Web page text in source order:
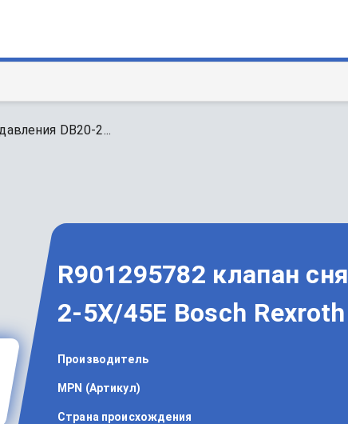
DB20-2...
R901295782 клапан
2-5X/45E Bosch Rexroth
Производитель
MPN (Артикул)
Страна происхождения